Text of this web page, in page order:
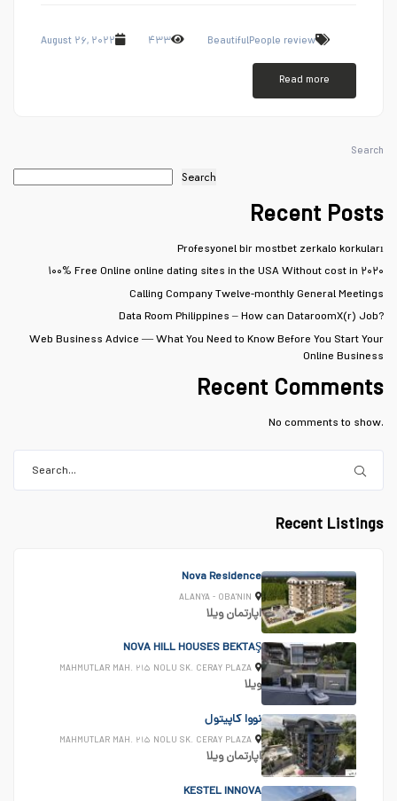
August ۲۶, ۲۰۲۲ ۴۳۳ BeautifulPeople review
Read more
Search
Search
Recent Posts
Profesyonel bir mostbet zerkalo korkuları
۱۰۰% Free Online online dating sites in the USA Without cost in ۲۰۲۰
Calling Company Twelve-monthly General Meetings
Data Room Philippines – How can DataroomX(r) Job?
Web Business Advice — What You Need to Know Before You Start Your
Online Business
Recent Comments
No comments to show.
Recent Listings
Nova Residence
ALANYA - OBA'NIN
اپارتمانویلا
NOVA HILL HOUSES BEKTAŞ
MAHMUTLAR MAH. ۲۱۵ NOLU SK. CERAY PLAZA
ویلا
نووا کاپیتول
MAHMUTLAR MAH. ۲۱۵ NOLU SK. CERAY PLAZA
اپارتمانویلا
KESTEL INNOVA